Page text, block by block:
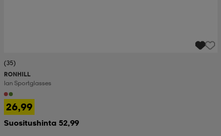
(35)
RONHILL
Ian Sportglasses
26,99
Suositushinta 52,99